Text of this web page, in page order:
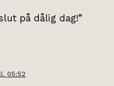
på dålig dag!”
05:52